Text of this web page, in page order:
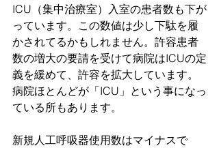
ICU（集中治療室）入室の患者数も下が
っています。この数値は少し下駄を履
かされてるかもしれません。許容患者
数の増大の要請を受けて病院はICUの定
義を緩めて、許容を拡大しています。
病院ほとんどが「ICU」という事になっ
ている所もあります。
新規人工呼吸器使用数はマイナスで